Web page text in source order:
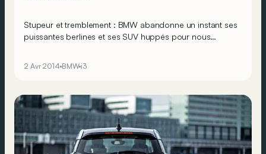
Stupeur et tremblement : BMW abandonne un instant ses
puissantes berlines et ses SUV huppés pour nous
exemple à suivre, alors que ce segment vit des instants
2 Avr 2014 BMW i3